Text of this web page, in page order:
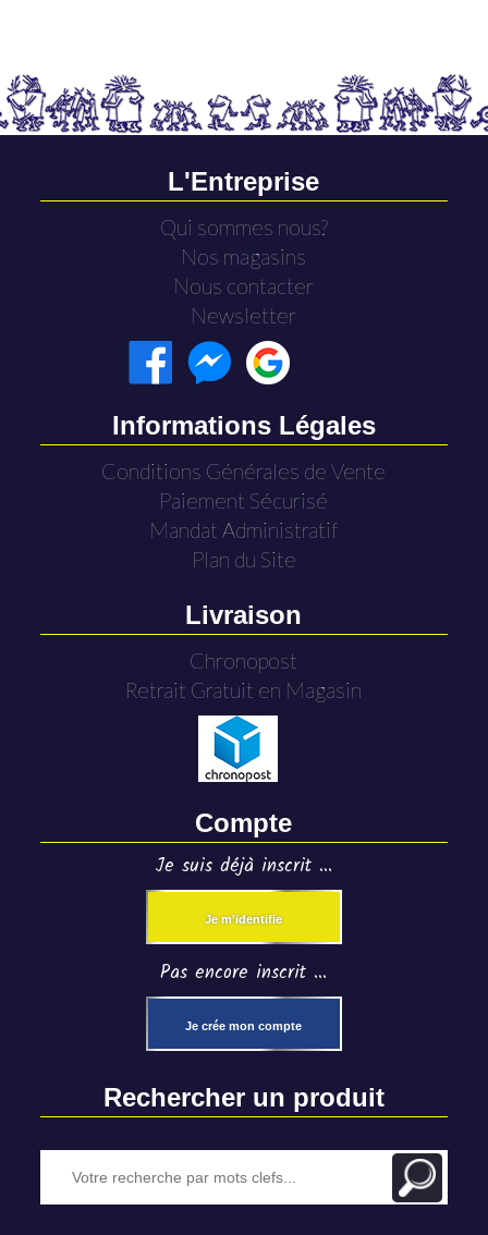
L'Entreprise
Qui sommes nous?
Nos magasins
Nous contacter
Newsletter
Informations Légales
Conditions Générales de Vente
Paiement Sécurisé
Mandat Administratif
Plan du Site
Livraison
Chronopost
Retrait Gratuit en Magasin
Compte
Je suis déjà inscrit ...
Je m'identifie
Pas encore inscrit ...
Je crée mon compte
Rechercher un produit